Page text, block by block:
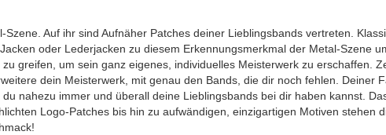
Auf ihr sind Aufnäher Patches deiner Lieblingsbands vertreten.
oder Lederjacken zu diesem Erkennungsmerkmal der Metal-Szene
greifen, um sein ganz eigenes, individuelles Meisterwerk zu erschaffen.
dein Meisterwerk, mit genau den Bands, die dir noch fehlen. Deiner
nahezu immer und überall deine Lieblingsbands bei dir haben kannst.
Logo-Patches bis hin zu aufwändigen, einzigartigen Motiven stehen